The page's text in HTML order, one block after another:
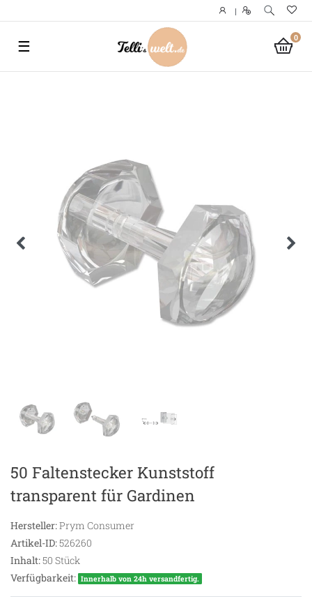
|
0
☰
50 Faltenstecker Kunststoff
transparent für Gardinen
Hersteller:Prym Consumer
Artikel-ID:526260
Inhalt:50 Stück
Verfügbarkeit: Innerhalb von 24h versandfertig.